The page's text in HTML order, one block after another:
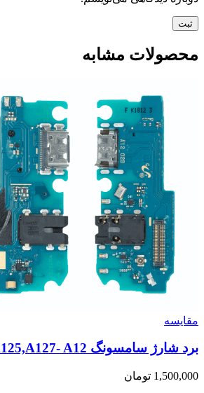
محصولات مشابه
مقايسه
برد شارژ سامسونگ A125,A127- A12
1,500,000 تومان